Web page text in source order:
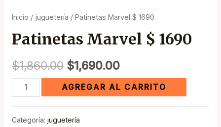
Inicio / juguetería / Patinetas Marvel $ 1690
Patinetas Marvel $ 1690
$1,860.00 $1,690.00
AGREGAR AL CARRITO
Categoría: juguetería